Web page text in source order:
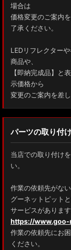
ZYX10 NGX50 C-HR
AAHH40W/
AAHH40W/
AYH30/GGH30/35/
AYH30/GGH30/35/
ACR50 エスティマ
ZWR90W/
ZRR80 ノア/ヴォク
NHP17/
M900A/M910A ルー
A200A/A210A ライズ
場合は
価格変更のご案内
了承ください。
LEDリフレクター
商品や、
【即納完成品】と
示価格から
変更のご案内を差
パーツの取り付
当店での取り付け
い。
作業の依頼先がな
グーネットピット
サービスがあります
https://
作業の依頼先にお
ください。